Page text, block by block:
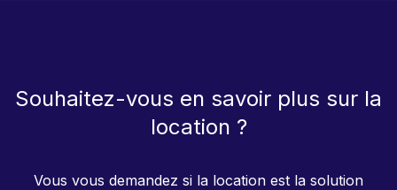
Souhaitez-vous en savoir plus sur la
location ?
Vous vous demandez si la location est la solution